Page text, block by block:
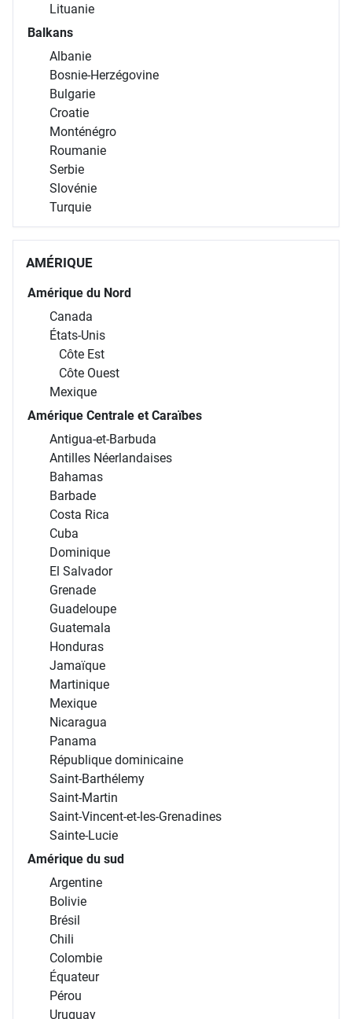
Lituanie
Balkans
Albanie
Bosnie-Herzégovine
Bulgarie
Croatie
Monténégro
Roumanie
Serbie
Slovénie
Turquie
AMÉRIQUE
Amérique du Nord
Canada
États-Unis
Côte Est
Côte Ouest
Mexique
Amérique Centrale et Caraïbes
Antigua-et-Barbuda
Antilles Néerlandaises
Bahamas
Barbade
Costa Rica
Cuba
Dominique
El Salvador
Grenade
Guadeloupe
Guatemala
Honduras
Jamaïque
Martinique
Mexique
Nicaragua
Panama
République dominicaine
Saint-Barthélemy
Saint-Martin
Saint-Vincent-et-les-Grenadines
Sainte-Lucie
Amérique du sud
Argentine
Bolivie
Brésil
Chili
Colombie
Équateur
Pérou
Uruguay